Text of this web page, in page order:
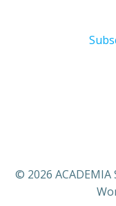
© 2026